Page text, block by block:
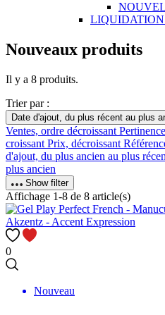
Nouveaux produits
Il y a 8 produits.
Trier par :
Date d'ajout, du plus récent au plus
Ventes, ordre décroissant Pertinence
croissant Prix, décroissant
d'ajout, du plus ancien au plus
plus ancien
Show filter
Affichage 1-8 de 8 article(s)
0
Nouveau